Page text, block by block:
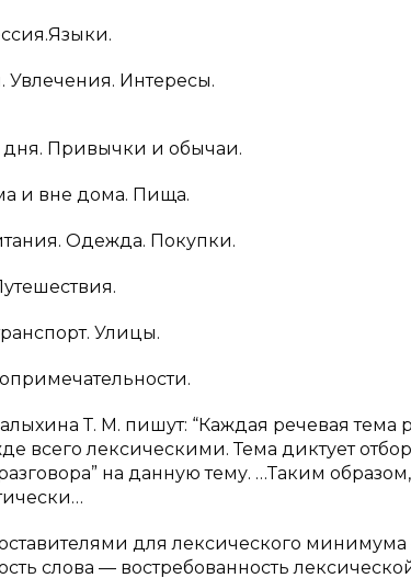
Увлечения. Интересы.
дня. Привычки и обычаи.
и вне дома. Пища.
Одежда. Покупки.
Улицы.
Т. М. пишут: “Каждая речевая
всего лексическими. Тема диктует
на данную тему. …Таким
для лексического
слова — востребованность